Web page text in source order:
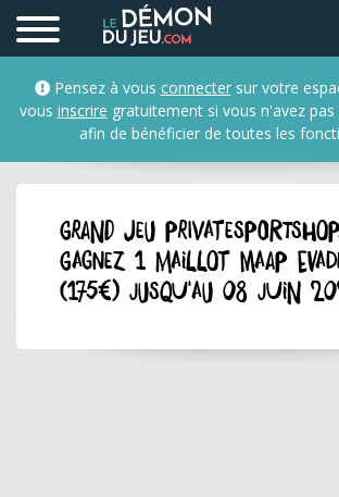
Pensez à vous connectersur votre
vous inscrire gratuitement si vous n'avez
afin de bénéficier de toutes les
GRAND JEU
Gagnez 1 maillot Maap
(175€) jusqu'au 08 juin